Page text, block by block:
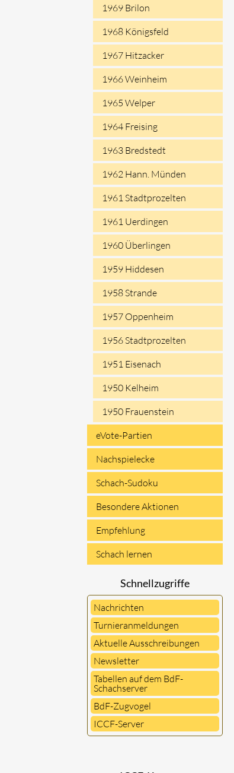
1969 Brilon
1968 Königsfeld
1967 Hitzacker
1966 Weinheim
1965 Welper
1964 Freising
1963 Bredstedt
1962 Hann. Münden
1961 Stadtprozelten
1961 Uerdingen
1960 Überlingen
1959 Hiddesen
1958 Strande
1957 Oppenheim
1956 Stadtprozelten
1951 Eisenach
1950 Kelheim
1950 Frauenstein
eVote-Partien
Nachspielecke
Schach-Sudoku
Besondere Aktionen
Empfehlung
Schach lernen
Schnellzugriffe
Nachrichten
Turnieranmeldungen
Aktuelle Ausschreibungen
Newsletter
Tabellen auf dem BdF-
Schachserver
BdF-Zugvogel
ICCF-Server